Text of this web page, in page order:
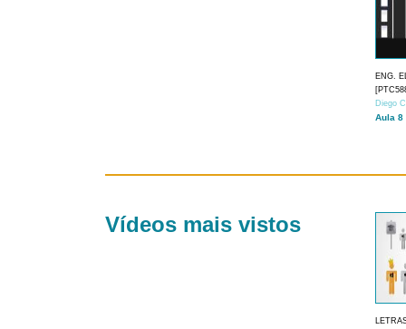
ENG.
Diego
Aula 8
Vídeos mais vistos